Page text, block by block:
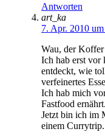
Antworten
art_ka
7. Apr. 2010
Wau, der Koffer
Ich hab erst vor
entdeckt, wie
verfeinertes
Ich hab mich
Fastfood ernährt.
Jetzt bin ich im
einem Currytrip.